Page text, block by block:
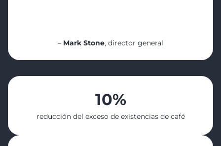
– Mark Stone, director general
10%
reducción del exceso de existencias de café